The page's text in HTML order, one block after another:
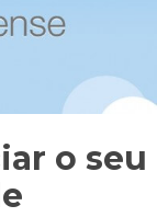
o seu